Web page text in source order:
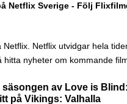
Netflix Sverige - Följ
Netflix utvidgar hela
nyheter om kommande
av Love is
på Vikings: Valhalla